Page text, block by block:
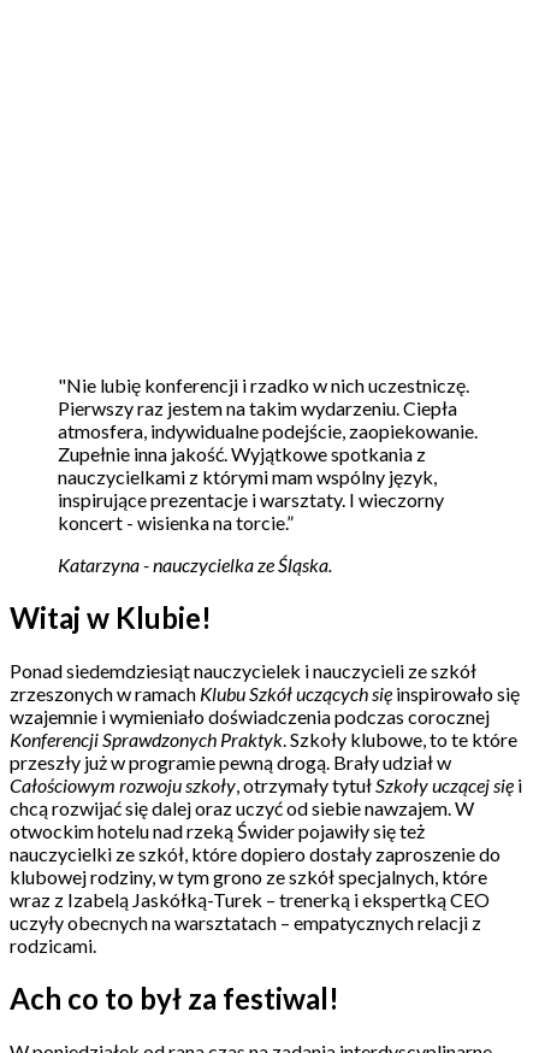
"Nie lubię konferencji i rzadko w nich uczestniczę.
Pierwszy raz jestem na takim wydarzeniu. Ciepła
atmosfera, indywidualne podejście, zaopiekowanie.
Zupełnie inna jakość. Wyjątkowe spotkania z
nauczycielkami z którymi mam wspólny język,
inspirujące prezentacje i warsztaty. I wieczorny
koncert - wisienka na torcie.”
Katarzyna - nauczycielka ze Śląska.
Witaj w Klubie!
Ponad siedemdziesiąt nauczycielek i nauczycieli ze szkół
zrzeszonych w ramach Klubu Szkół uczących się inspirowało się
wzajemnie i wymieniało doświadczenia podczas corocznej
Konferencji Sprawdzonych Praktyk. Szkoły klubowe, to te które
przeszły już w programie pewną drogą. Brały udział w
Całościowym rozwoju szkoły, otrzymały tytułSzkoły uczącej się i
chcą rozwijać się dalej oraz uczyć od siebie nawzajem. W
otwockim hotelu nad rzeką Świder pojawiły się też
nauczycielki ze szkół, które dopiero dostały zaproszenie do
klubowej rodziny, w tym grono ze szkół specjalnych, które
wraz z Izabelą Jaskółką-Turek – trenerką i ekspertką CEO
uczyły obecnych na warsztatach – empatycznych relacji z
rodzicami.
Ach co to był za festiwal!